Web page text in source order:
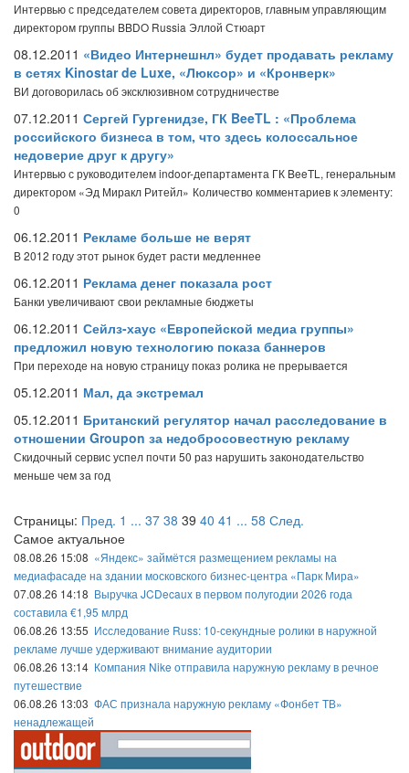
Интервью с председателем совета директоров, главным управляющим
директором группы BBDO Russia Эллой Стюарт
08.12.2011 «Видео Интернешнл» будет продавать рекламу
в сетях Kinostar de Luxe, «Люксор» и «Кронверк»
ВИ договорилась об эксклюзивном сотрудничестве
07.12.2011 Сергей Гургенидзе, ГК BeeTL : «Проблема
российского бизнеса в том, что здесь колоссальное
недоверие друг к другу»
Интервью с руководителем indoor-департамента ГК BeeTL, генеральным
директором «Эд Миракл Ритейл» Количество комментариев к элементу:
0
06.12.2011 Рекламе больше не верят
В 2012 году этот рынок будет расти медленнее
06.12.2011 Реклама денег показала рост
Банки увеличивают свои рекламные бюджеты
06.12.2011 Сейлз-хаус «Европейской медиа группы»
предложил новую технологию показа баннеров
При переходе на новую страницу показ ролика не прерывается
05.12.2011 Мал, да экстремал
05.12.2011 Британский регулятор начал расследование в
отношении Groupon за недобросовестную рекламу
Скидочный сервис успел почти 50 раз нарушить законодательство
меньше чем за год
Страницы: Пред. 1 ... 37 38 39 40 41 ... 58 След.
Самое актуальное
08.08.26 15:08 «Яндекс» займётся размещением рекламы на
медиафасаде на здании московского бизнес-центра «Парк Мира»
07.08.26 14:18 Выручка JCDecaux в первом полугодии 2026 года
составила €1,95 млрд
06.08.26 13:55 Исследование Russ: 10-секундные ролики в наружной
рекламе лучше удерживают внимание аудитории
06.08.26 13:14 Компания Nike отправила наружную рекламу в речное
путешествие
06.08.26 13:03 ФАС признала наружную рекламу «Фонбет ТВ»
ненадлежащей